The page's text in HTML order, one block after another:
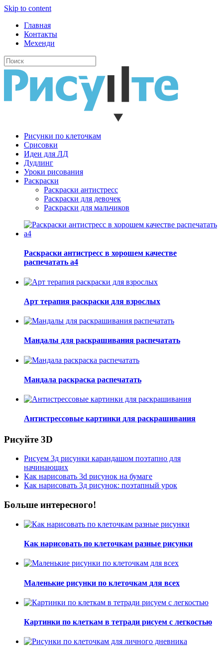
Skip to content
Главная
Контакты
Мехенди
Рисунки по клеточкам
Cрисовки
Идеи для ЛД
Дудлинг
Уроки рисования
Раскраски
Раскраски антистресс
Раскраски для девочек
Раскраски для мальчиков
Раскраски антистресс в хорошем качестве
распечатать а4
Арт терапия раскраски для взрослых
Мандалы для раскрашивания распечатать
Мандала раскраска распечатать
Антистрессовые картинки для раскрашивания
Рисуйте 3D
Рисуем 3д рисунки карандашом поэтапно для
начинающих
Как нарисовать 3d рисунок на бумаге
Как нарисовать 3д рисунок: поэтапный урок
Больше интересного!
Как нарисовать по клеточкам разные рисунки
Маленькие рисунки по клеточкам для всех
Картинки по клеткам в тетради рисуем с легкостью